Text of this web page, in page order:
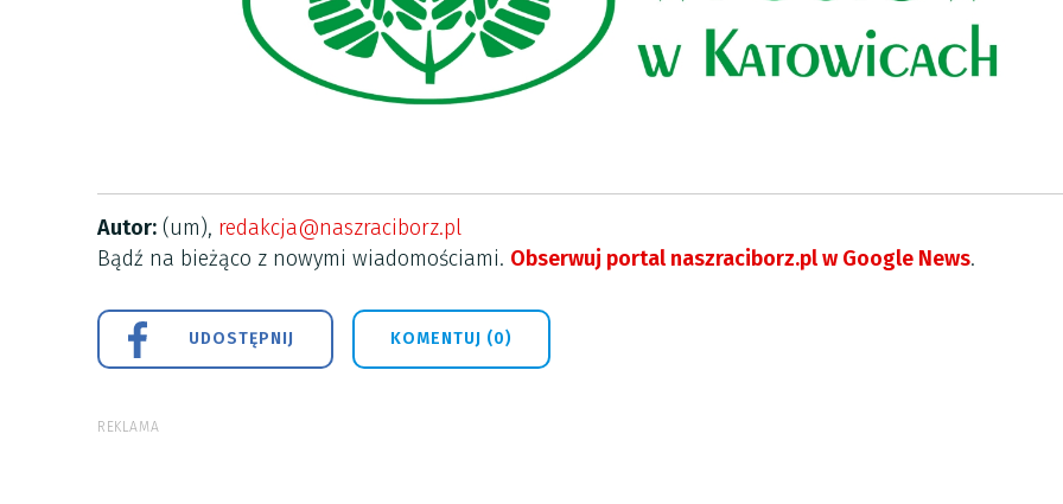
Autor: (um), redakcja@naszraciborz.pl
Bądź na bieżąco z nowymi wiadomościami. Obserwuj portal naszraciborz.pl w Google News.
UDOSTĘPNIJ KOMENTUJ (0)
REKLAMA